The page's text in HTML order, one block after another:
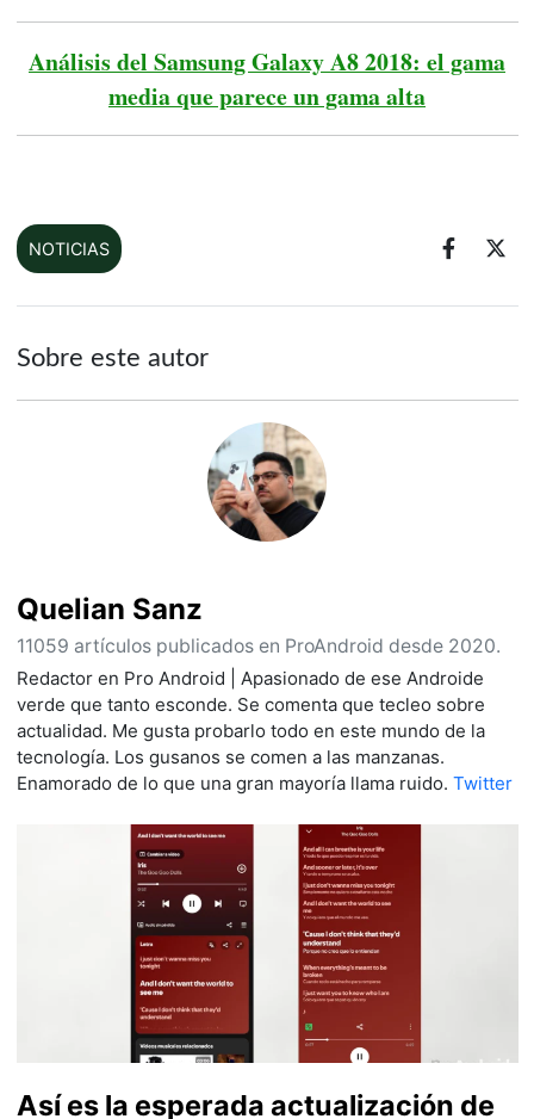
Análisis del Samsung Galaxy A8 2018: el gama
media que parece un gama alta
NOTICIAS
Sobre este autor
Quelian Sanz
11059 artículos publicados en ProAndroid desde 2020.
Redactor en Pro Android | Apasionado de ese Androide
verde que tanto esconde. Se comenta que tecleo sobre
actualidad. Me gusta probarlo todo en este mundo de la
tecnología. Los gusanos se comen a las manzanas.
Enamorado de lo que una gran mayoría llama ruido. Twitter
Así es la esperada actualización de